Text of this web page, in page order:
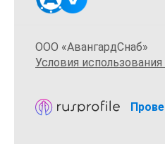
ООО «АвангардСнаб»
Условия использования